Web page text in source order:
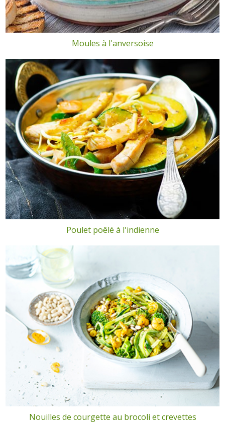
Moules à l'anversoise
Poulet poêlé à l'indienne
Nouilles de courgette au brocoli et crevettes